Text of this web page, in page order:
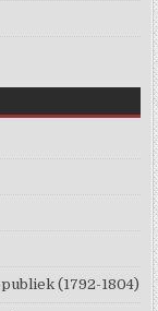
(1792-1804)